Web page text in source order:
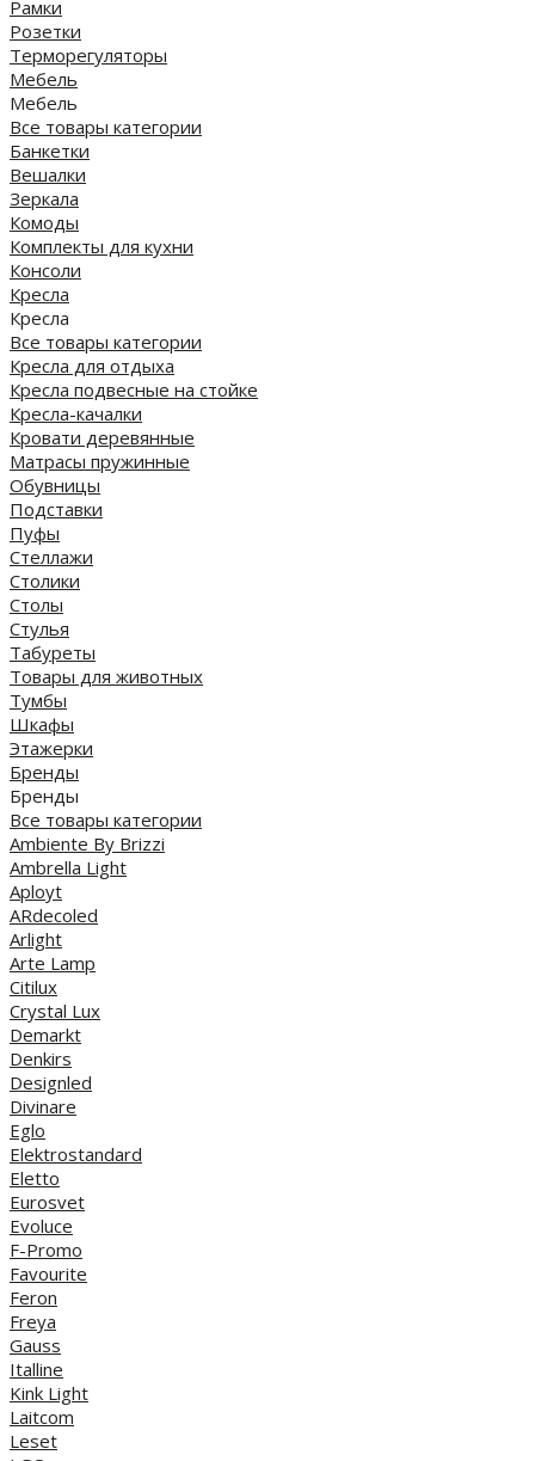
Рамки
Розетки
Терморегуляторы
Мебель
Мебель
Все товары категории
Банкетки
Вешалки
Зеркала
Комоды
Комплекты для кухни
Консоли
Кресла
Кресла
Все товары категории
Кресла для отдыха
Кресла подвесные на стойке
Кресла-качалки
Кровати деревянные
Матрасы пружинные
Обувницы
Подставки
Пуфы
Стеллажи
Столики
Столы
Стулья
Табуреты
Товары для животных
Тумбы
Шкафы
Этажерки
Бренды
Бренды
Все товары категории
Ambiente By Brizzi
Ambrella Light
Aployt
ARdecoled
Arlight
Arte Lamp
Citilux
Crystal Lux
Demarkt
Denkirs
Designled
Divinare
Eglo
Elektrostandard
Eletto
Eurosvet
Evoluce
F-Promo
Favourite
Feron
Freya
Gauss
Italline
Kink Light
Laitcom
Leset